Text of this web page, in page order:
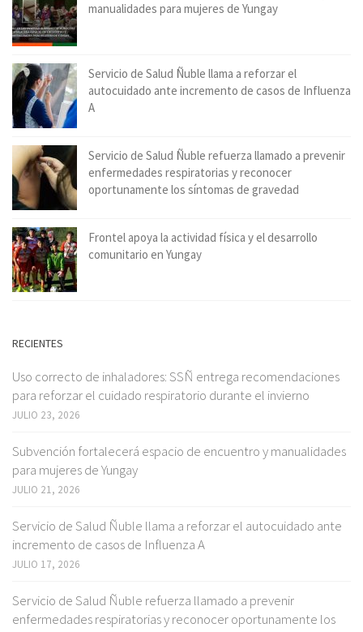
manualidades para mujeres de Yungay
Servicio de Salud Ñuble llama a reforzar el
autocuidado ante incremento de casos de Influenza
A
Servicio de Salud Ñuble refuerza llamado a prevenir
enfermedades respiratorias y reconocer
oportunamente los síntomas de gravedad
Frontel apoya la actividad física y el desarrollo
comunitario en Yungay
RECIENTES
Uso correcto de inhaladores: SSÑ entrega recomendaciones
para reforzar el cuidado respiratorio durante el invierno
JULIO 23, 2026
Subvención fortalecerá espacio de encuentro y manualidades
para mujeres de Yungay
JULIO 21, 2026
Servicio de Salud Ñuble llama a reforzar el autocuidado ante
incremento de casos de Influenza A
JULIO 17, 2026
Servicio de Salud Ñuble refuerza llamado a prevenir
enfermedades respiratorias y reconocer oportunamente los